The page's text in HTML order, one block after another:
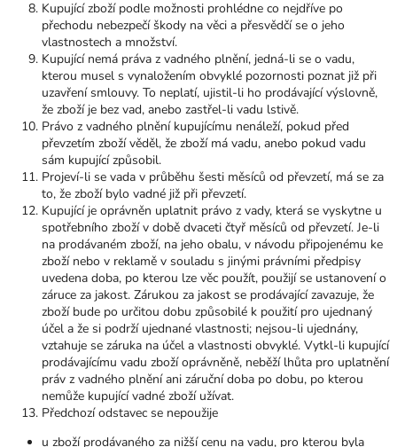
Kupující zboží podle možnosti prohlédne co nejdříve po
přechodu nebezpečí škody na věci a přesvědčí se o jeho
vlastnostech a množství.
Kupující nemá práva z vadného plnění, jedná-li se o vadu,
kterou musel s vynaložením obvyklé pozornosti poznat již při
uzavření smlouvy. To neplatí, ujistil-li ho prodávající výslovně,
že zboží je bez vad, anebo zastřel-li vadu lstivě.
Právo z vadného plnění kupujícímu nenáleží, pokud před
převzetím zboží věděl, že zboží má vadu, anebo pokud vadu
sám kupující způsobil.
Projeví-li se vada v průběhu šesti měsíců od převzetí, má se za
to, že zboží bylo vadné již při převzetí.
Kupující je oprávněn uplatnit právo z vady, která se vyskytne u
spotřebního zboží v době dvaceti čtyř měsíců od převzetí. Je-li
na prodávaném zboží, na jeho obalu, v návodu připojenému ke
zboží nebo v reklamě v souladu s jinými právními předpisy
uvedena doba, po kterou lze věc použít, použijí se ustanovení o
záruce za jakost. Zárukou za jakost se prodávající zavazuje, že
zboží bude po určitou dobu způsobilé k použití pro ujednaný
účel a že si podrží ujednané vlastnosti; nejsou-li ujednány,
vztahuje se záruka na účel a vlastnosti obvyklé. Vytkl-li kupující
prodávajícímu vadu zboží oprávněně, neběží lhůta pro uplatnění
práv z vadného plnění ani záruční doba po dobu, po kterou
nemůže kupující vadné zboží užívat.
Předchozí odstavec se nepoužije
u zboží prodávaného za nižší cenu na vadu, pro kterou byla